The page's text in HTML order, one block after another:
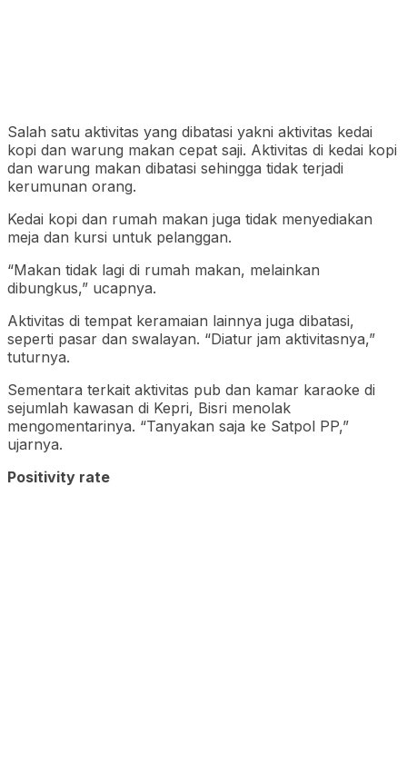
Salah satu aktivitas yang dibatasi yakni aktivitas kedai
kopi dan warung makan cepat saji. Aktivitas di kedai kopi
dan warung makan dibatasi sehingga tidak terjadi
kerumunan orang.
Kedai kopi dan rumah makan juga tidak menyediakan
meja dan kursi untuk pelanggan.
“Makan tidak lagi di rumah makan, melainkan
dibungkus,” ucapnya.
Aktivitas di tempat keramaian lainnya juga dibatasi,
seperti pasar dan swalayan. “Diatur jam aktivitasnya,”
tuturnya.
Sementara terkait aktivitas pub dan kamar karaoke di
sejumlah kawasan di Kepri, Bisri menolak
mengomentarinya. “Tanyakan saja ke Satpol PP,”
ujarnya.
Positivity rate